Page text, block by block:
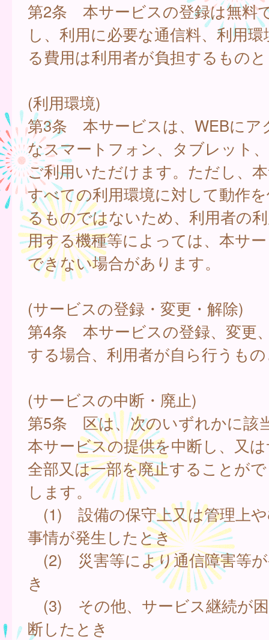
第2条 本サービスの登録は無料
し、利用に必要な通信料、利用
る費用は利用者が負担するもの
(利用環境)
第3条 本サービスは、WEBにア
なスマートフォン、タブレット
ご利用いただけます。ただし、
すべての利用環境に対して動作
るものではないため、利用者の
用する機種等によっては、本サ
できない場合があります。
(サービスの登録・変更・解除)
第4条 本サービスの登録、変更
する場合、利用者が自ら行うも
(サービスの中断・廃止)
第5条 区は、次のいずれかに該
本サービスの提供を中断し、又
全部又は一部を廃止することが
します。
(1) 設備の保守上又は管理上
事情が発生したとき
(2) 災害等により通信障害等
き
(3) その他、サービス継続が
断したとき